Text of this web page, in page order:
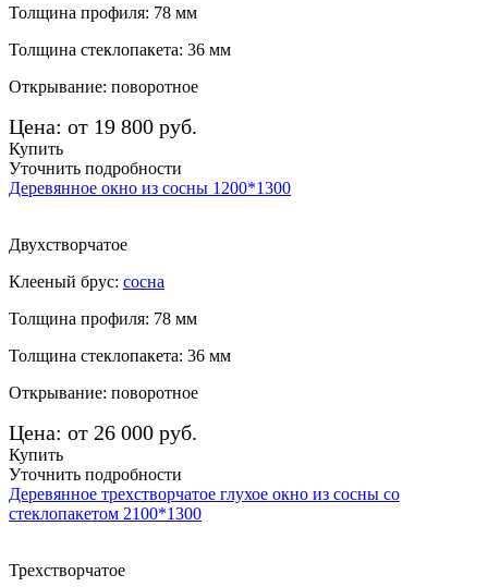
Толщина профиля: 78 мм
Толщина стеклопакета: 36 мм
Открывание: поворотное
Цена: от 19 800 руб.
Купить
Уточнить подробности
Деревянное окно из сосны 1200*1300
Двухстворчатое
Клееный брус: сосна
Толщина профиля: 78 мм
Толщина стеклопакета: 36 мм
Открывание: поворотное
Цена: от 26 000 руб.
Купить
Уточнить подробности
Деревянное трехстворчатое глухое окно из сосны со
стеклопакетом 2100*1300
Трехстворчатое